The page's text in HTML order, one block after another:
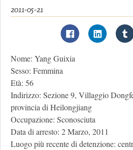
2011-05-21
Nome: Yang Guixia
Sesso: Femmina
Età: 56
Indirizzo: Sezione 9, Villaggio
provincia di Heilongjiang
Occupazione: Sconosciuta
Data di arresto: 2 Marzo, 2011
Luogo più recente di detenzione: